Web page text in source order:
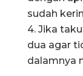
sudah
4. Jika
dua agar
dalamnya